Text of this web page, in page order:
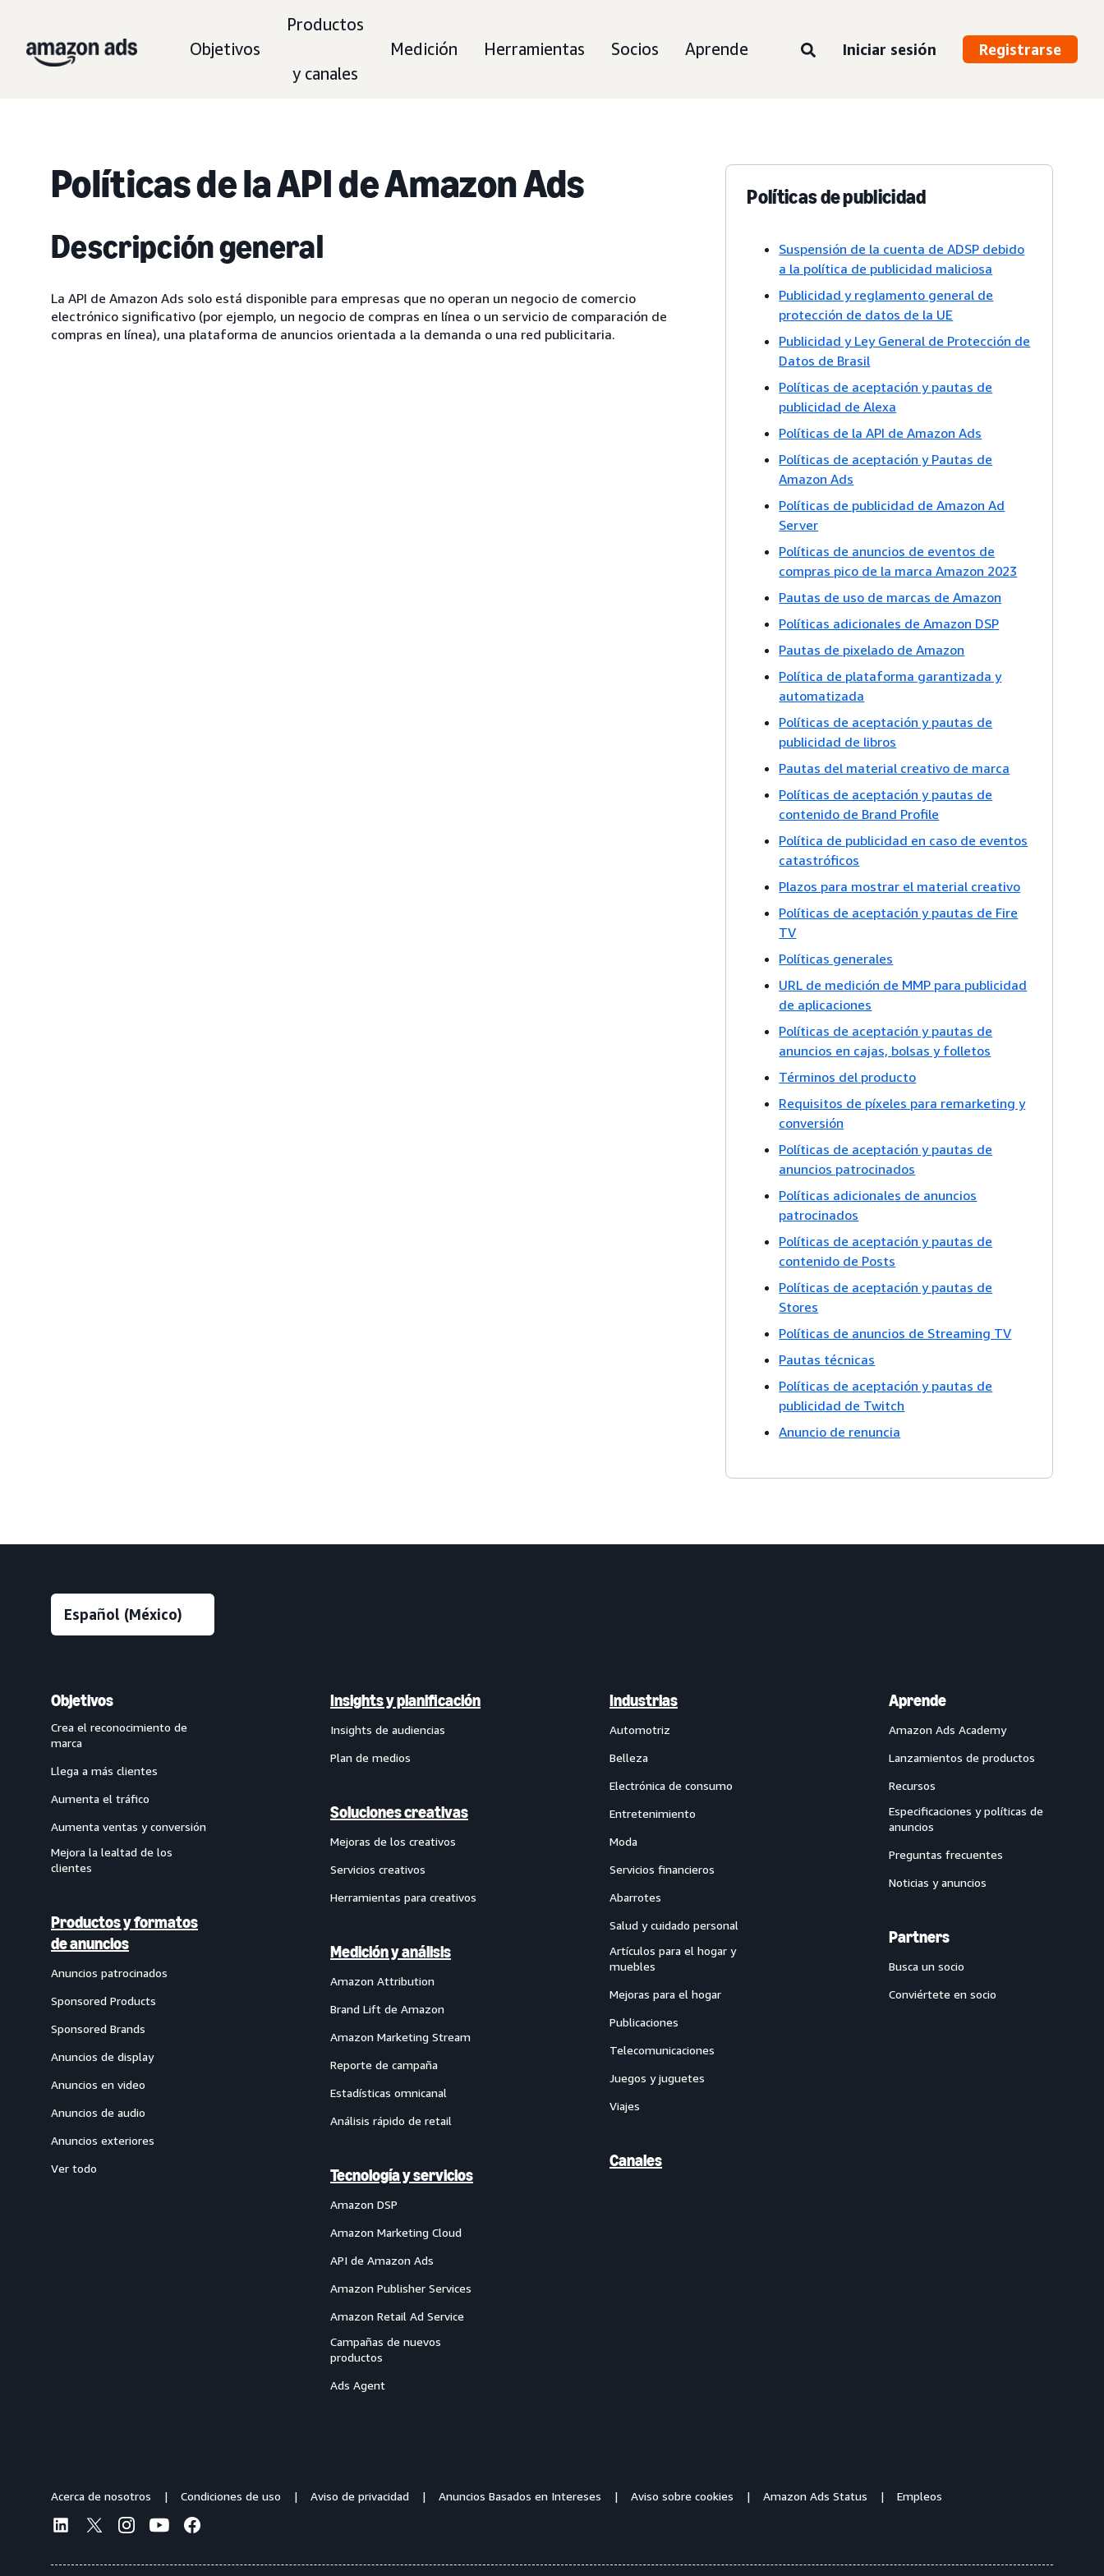
Objetivos
Productos
y canales
Medición Herramientas Socios Aprende Iniciar sesión Registrarse
Políticas de la API de Amazon Ads
Descripción general
La API de Amazon Ads solo está disponible para empresas que no operan un negocio de comercio
electrónico significativo (por ejemplo, un negocio de compras en línea o un servicio de comparación de
compras en línea), una plataforma de anuncios orientada a la demanda o una red publicitaria.
Políticas de publicidad
Suspensión de la cuenta de ADSP debido
a la política de publicidad maliciosa
Publicidad y reglamento general de
protección de datos de la UE
Publicidad y Ley General de Protección de
Datos de Brasil
Políticas de aceptación y pautas de
publicidad de Alexa
Políticas de la API de Amazon Ads
Políticas de aceptación y Pautas de
Amazon Ads
Políticas de publicidad de Amazon Ad
Server
Políticas de anuncios de eventos de
compras pico de la marca Amazon 2023
Pautas de uso de marcas de Amazon
Políticas adicionales de Amazon DSP
Pautas de pixelado de Amazon
Política de plataforma garantizada y
automatizada
Políticas de aceptación y pautas de
publicidad de libros
Pautas del material creativo de marca
Políticas de aceptación y pautas de
contenido de Brand Profile
Política de publicidad en caso de eventos
catastróficos
Plazos para mostrar el material creativo
Políticas de aceptación y pautas de Fire
TV
Políticas generales
URL de medición de MMP para publicidad
de aplicaciones
Políticas de aceptación y pautas de
anuncios en cajas, bolsas y folletos
Términos del producto
Requisitos de píxeles para remarketing y
conversión
Políticas de aceptación y pautas de
anuncios patrocinados
Políticas adicionales de anuncios
patrocinados
Políticas de aceptación y pautas de
contenido de Posts
Políticas de aceptación y pautas de
Stores
Políticas de anuncios de Streaming TV
Pautas técnicas
Políticas de aceptación y pautas de
publicidad de Twitch
Anuncio de renuncia
Objetivos
Crea el reconocimiento de
marca
Llega a más clientes
Aumenta el tráfico
Aumenta ventas y conversión
Mejora la lealtad de los
clientes
Productos y formatos
de anuncios
Anuncios patrocinados
Sponsored Products
Sponsored Brands
Anuncios de display
Anuncios en video
Anuncios de audio
Anuncios exteriores
Ver todo
Insights y planificación
Insights de audiencias
Plan de medios
Soluciones creativas
Mejoras de los creativos
Servicios creativos
Herramientas para creativos
Medición y análisis
Amazon Attribution
Brand Lift de Amazon
Amazon Marketing Stream
Reporte de campaña
Estadísticas omnicanal
Análisis rápido de retail
Tecnología y servicios
Amazon DSP
Amazon Marketing Cloud
API de Amazon Ads
Amazon Publisher Services
Amazon Retail Ad Service
Campañas de nuevos
productos
Ads Agent
Industrias
Automotriz
Belleza
Electrónica de consumo
Entretenimiento
Moda
Servicios financieros
Abarrotes
Salud y cuidado personal
Artículos para el hogar y
muebles
Mejoras para el hogar
Publicaciones
Telecomunicaciones
Juegos y juguetes
Viajes
Canales
Aprende
Amazon Ads Academy
Lanzamientos de productos
Recursos
Especificaciones y políticas de
anuncios
Preguntas frecuentes
Noticias y anuncios
Partners
Busca un socio
Conviértete en socio
Acerca de nosotros Condiciones de uso Aviso de privacidad Anuncios Basados en Intereses Aviso sobre cookies Amazon Ads Status Empleos